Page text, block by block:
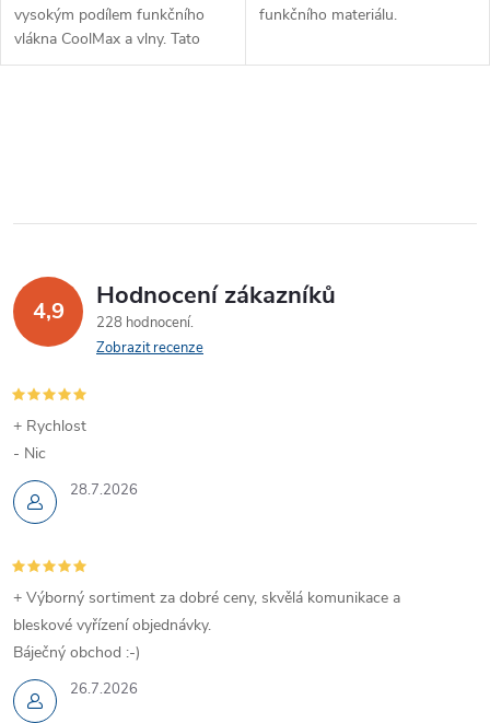
vysokým podílem funkčního
vlákna CoolMax a vlny. Tato
ponožka je díky unikátnímu
funkčního materiálu.
l
d
a
c
í
p
r
v
k
y
v
4,9 Hodnocení zákazníků
228 hodnocení
Zobrazit recenze
28.7.2026
+ Rychlost
- Nic
26.7.2026
+ Výborný sortiment za dobré ceny, skvělá komunikace a
bleskové vyřízení objednávky.
Báječný obchod :-)